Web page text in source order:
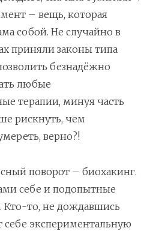
– вещь, которая
собой. Не случайно в
приняли законы типа
безнадёжно
любые
терапии, минуя часть
рискнуть, чем
верно?!
поворот – биохакинг.
себе и подопытные
Кто-то, не дождавшись
себе экспериментальную